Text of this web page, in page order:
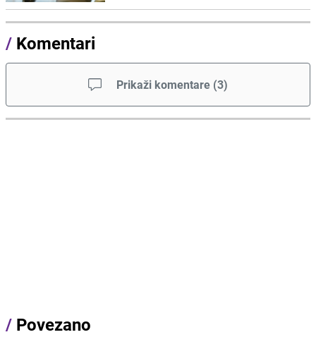
/ Komentari
Prikaži komentare (3)
/ Povezano